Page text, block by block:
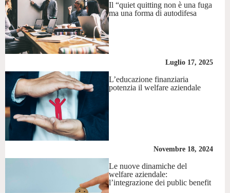
Il “quiet quitting non è una fuga
ma una forma di autodifesa
Luglio 17, 2025
L’educazione finanziaria
potenzia il welfare aziendale
Novembre 18, 2024
Le nuove dinamiche del
welfare aziendale:
l’integrazione dei public benefit